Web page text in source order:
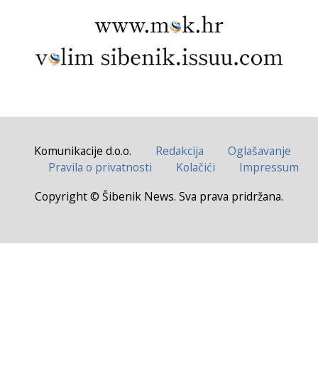
Komunikacije d.o.o. Redakcija
Oglašavanje
Pravila o privatnosti
Kolačići
Impressum
Copyright © Šibenik News. Sva prava pridržana.